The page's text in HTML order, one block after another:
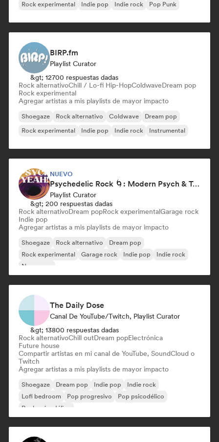
Rock experimental
Indie pop Indie rock Pop Punk
BIRP.fm
Playlist Curator
&gt; 12700 respuestas dadas
Rock alternativoChill / Lo-fi Hip-HopColdwaveDream pop
Rock experimental
Agregar artistas a mis playlists de mayor impacto
Shoegaze Rock alternativo Coldwave
Dream pop
Rock experimental
Indie pop Indie rock Instrumental
NUEVO
Psychedelic Rock 🌀: Modern Psych & Turkish Vibes
Playlist Curator
&gt; 200 respuestas dadas
Rock alternativoDream popRock experimentalGarage rock
Indie pop
Agregar artistas a mis playlists de mayor impacto
Shoegaze Rock alternativo
Dream pop
Rock experimental
Garage rock Indie pop
Indie rock
New wave
The Daily Dose
Canal De YouTube/Twitch, Playlist Curator
&gt; 13800 respuestas dadas
Rock alternativoChill outDream popElectrónica
Future house
Compartir artistas en mi canal de YouTube, SoundCloud o
Twitch
Agregar artistas a mis playlists de mayor impacto
Shoegaze Dream pop Indie pop
Indie rock
Lofi bedroom
Pop progresivo
Pop psicodélico
Rock psicodélico